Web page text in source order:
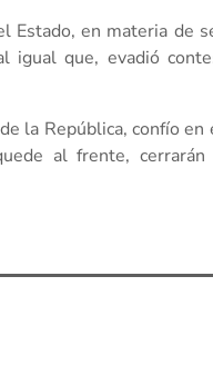
Estado, en materia de
igual que, evadió
la República, confío en
al frente,